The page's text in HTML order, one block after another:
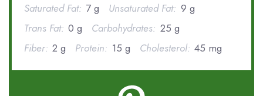
Saturated Fat: 7 g Unsaturated Fat: 9 g
Trans Fat: 0 g Carbohydrates: 25 g
Fiber: 2 g Protein: 15 g Cholesterol: 45 mg